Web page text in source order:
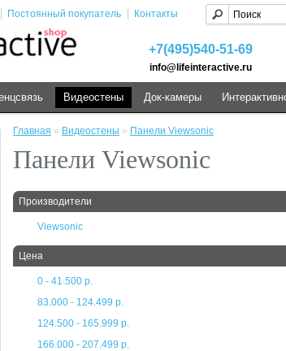
+7(495)540-51-69
info@lifeinteractive.ru
Постоянный покупатель Контакты
Видеостены Док-камеры
Главная » Видеостены » Панели Viewsonic
Панели Viewsonic
Производители
Viewsonic
Цена
0 - 41.500 р.
83.000 - 124.499 р.
124.500 - 165.999 р.
166.000 - 207.499 р.